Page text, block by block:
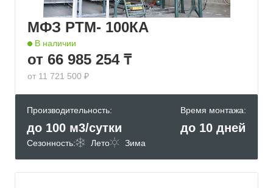
МФЗ РТМ- 100КА
В наличии
от 66 985 254 ₸
от 11 721 500 ₽
Производительность:
до 100 м3/сутки
Время монтажа:
до 10 дней
Сезонность: Лето Зима